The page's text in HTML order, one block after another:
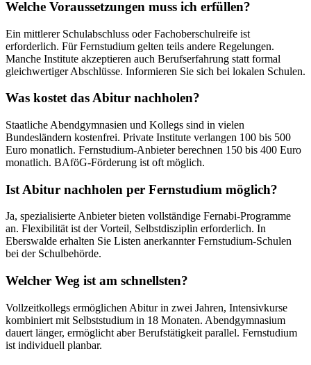
Welche Voraussetzungen muss ich erfüllen?
Ein mittlerer Schulabschluss oder Fachoberschulreife ist
erforderlich. Für Fernstudium gelten teils andere Regelungen.
Manche Institute akzeptieren auch Berufserfahrung statt formal
gleichwertiger Abschlüsse. Informieren Sie sich bei lokalen Schulen.
Was kostet das Abitur nachholen?
Staatliche Abendgymnasien und Kollegs sind in vielen
Bundesländern kostenfrei. Private Institute verlangen 100 bis 500
Euro monatlich. Fernstudium-Anbieter berechnen 150 bis 400 Euro
monatlich. BAföG-Förderung ist oft möglich.
Ist Abitur nachholen per Fernstudium möglich?
Ja, spezialisierte Anbieter bieten vollständige Fernabi-Programme
an. Flexibilität ist der Vorteil, Selbstdisziplin erforderlich. In
Eberswalde erhalten Sie Listen anerkannter Fernstudium-Schulen
bei der Schulbehörde.
Welcher Weg ist am schnellsten?
Vollzeitkollegs ermöglichen Abitur in zwei Jahren, Intensivkurse
kombiniert mit Selbststudium in 18 Monaten. Abendgymnasium
dauert länger, ermöglicht aber Berufstätigkeit parallel. Fernstudium
ist individuell planbar.